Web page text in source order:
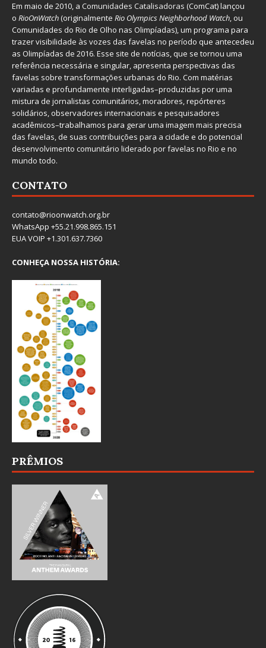
Em maio de 2010, a Comunidades Catalisadoras (ComCat) lançou
o RioOnWatch(originalmente Rio Olympics Neighborhood Watch, ou
Comunidades do Rio de Olho nas Olimpíadas), um programa para
trazer visibilidade às vozes das favelas no período que antecedeu
as Olimpíadas de 2016. Esse site de notícias, que se tornou uma
referência necessária e singular, apresenta perspectivas das
favelas sobre transformações urbanas do Rio. Com matérias
variadas e profundamente interligadas–produzidas por uma
mistura de jornalistas comunitários, moradores, repórteres
solidários, observadores internacionais e pesquisadores
acadêmicos–trabalhamos para gerar uma imagem mais precisa
das favelas, de suas contribuições para a cidade e do potencial
desenvolvimento comunitário liderado por favelas no Rio e no
mundo todo.
CONTATO
contato@rioonwatch.org.br
WhatsApp +55.21.998.865.151
EUA VOIP +1.301.637.7360
CONHEÇA NOSSA HISTÓRIA:
PRÊMIOS